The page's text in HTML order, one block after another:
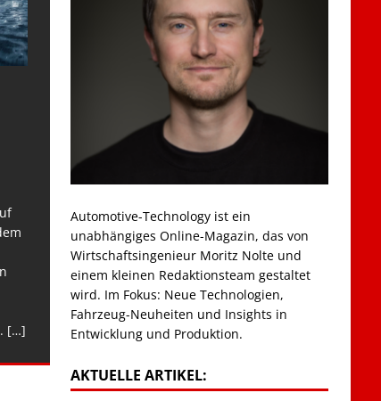
[…]
Automotive-Technology ist ein
unabhängiges Online-Magazin, das von
Wirtschaftsingenieur Moritz Nolte und
einem kleinen Redaktionsteam gestaltet
wird. Im Fokus: Neue Technologien,
Fahrzeug-Neuheiten und Insights in
Entwicklung und Produktion.
AKTUELLE ARTIKEL: